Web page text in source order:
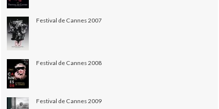
Festival de Cannes 2007
Festival de Cannes 2008
Festival de Cannes 2009